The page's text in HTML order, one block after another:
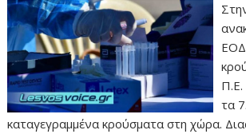
Π.Ε.
τα
καταγεγραμμένα κρούσματα στη χώρα.